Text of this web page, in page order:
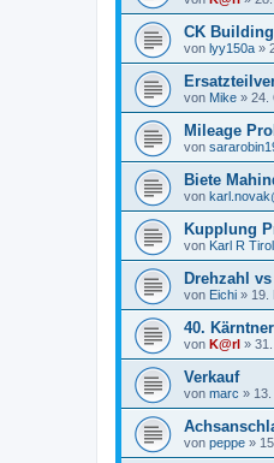
CK
von lyy150a »
von Mike » 24.
Mileage
von
Biete
von
Kupplung
von Karl R Tirol
Drehzahl
von Eichi » 19.
40.
von K@rl »
Verkauf
von marc »
von peppe »